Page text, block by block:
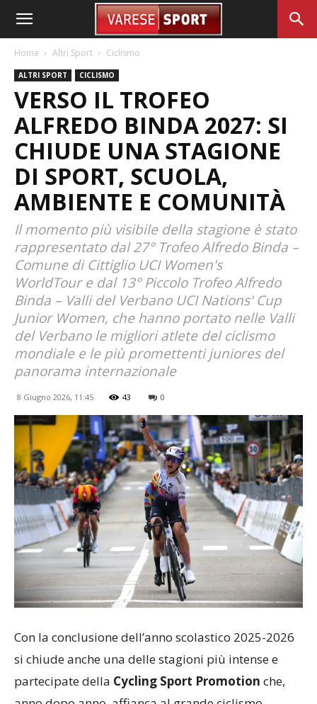
Home Altri Sport Ciclismo
ALTRI SPORT CICLISMO
VERSO IL TROFEO
ALFREDO BINDA 2027: SI
CHIUDE UNA STAGIONE
DI SPORT, SCUOLA,
AMBIENTE E COMUNITÀ
Il momento più visibile della stagione è stato
rappresentato dal 27° Trofeo Alfredo Binda –
Comune di Cittiglio UCI Women's
WorldTour e dal 13° Piccolo Trofeo Alfredo
Binda – Valli del Verbano UCI Nations' Cup
Junior Women, che hanno portato nelle Valli
del Verbano le migliori atlete del ciclismo
mondiale e le più promettenti juniores del
panorama internazionale
8 Giugno 2026, 11:45 43 0
Con la conclusione dell’anno scolastico 2025-2026
si chiude anche una delle stagioni più intense e
partecipate della Cycling Sport Promotion che,